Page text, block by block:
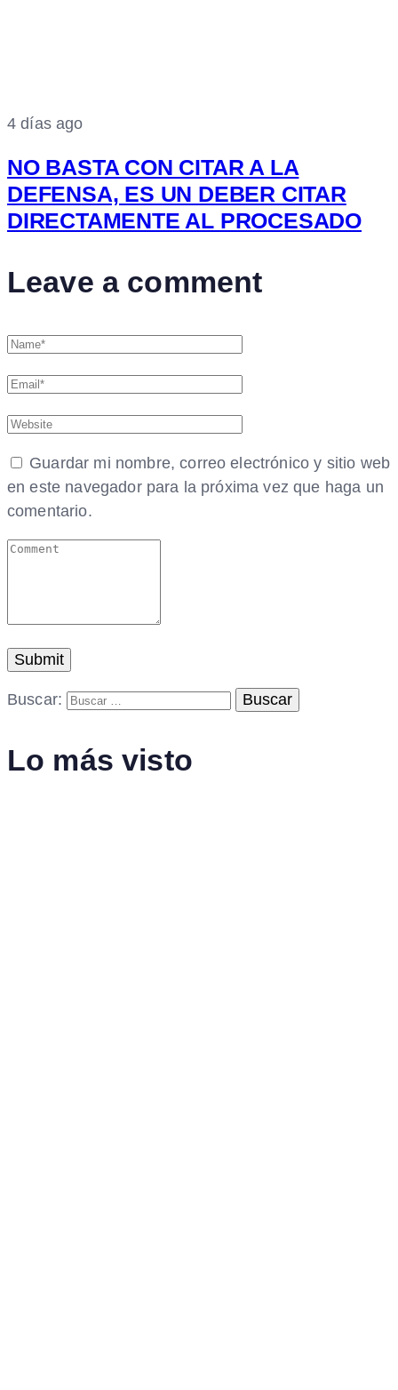
4 días ago
NO BASTA CON CITAR A LA
DEFENSA, ES UN DEBER CITAR
DIRECTAMENTE AL PROCESADO
Leave a comment
Guardar mi nombre, correo electrónico y sitio web
en este navegador para la próxima vez que haga un
comentario.
Buscar:
Lo más visto